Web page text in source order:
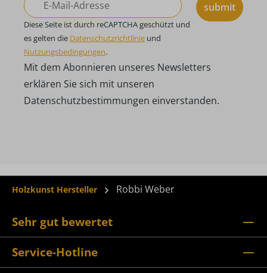
submit
Diese Seite ist durch reCAPTCHA geschützt und
es gelten die Datenschutzrichtlinie und
Nutzungsbedingungen.
Mit dem Abonnieren unseres Newsletters
erklären Sie sich mit unseren
Datenschutzbestimmungen einverstanden.
Holzkunst Hersteller Robbi Weber
Sehr gut bewertet
Service-Hotline